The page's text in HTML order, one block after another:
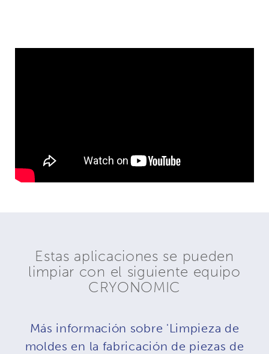
Estas aplicaciones se pueden
limpiar con el siguiente equipo
CRYONOMIC
Más información sobre 'Limpieza de
moldes en la fabricación de piezas de